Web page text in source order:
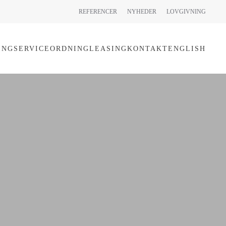
REFERENCER NYHEDER LOVGIVNING
SERVICEORDNINGLEASINGKONTAKTENGLISH